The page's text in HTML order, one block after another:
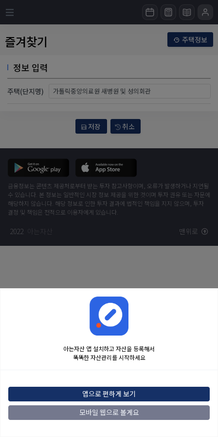
즐겨찾기 주택정보
정보 입력
주택(단지명)
저장 취소
아는자산 앱 설치하고 자산을 등록해서
똑똑한 자산관리를 시작하세요
앱으로 편하게 보기
모바일 웹으로 볼게요
금융정보는 콘텐츠 제공처로부터 받는 투자 참고사항이며, 오류가 발생하거나 지연될
수 있습니다. 본 정보는 일반적인 시장 정보 제공을 위한 것이며 투자 권유 또는 자문에
해당하지 않습니다. 해당 정보로 인한 투자 결과에 법적인 책임을 지지 않으며, 투자
결정 및 책임은 전적으로 이용자에게 있습니다.
2022 아는자산 맨위로